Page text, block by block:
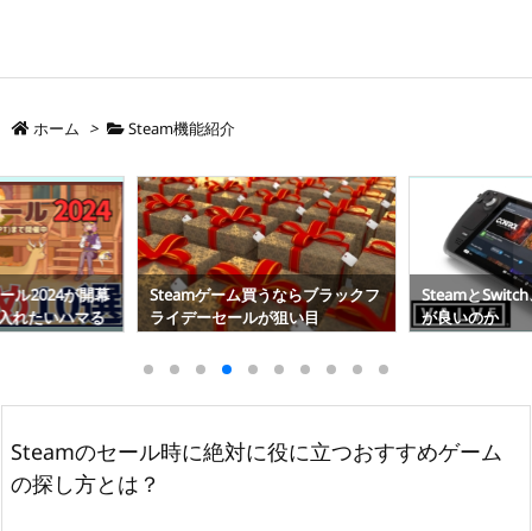
ホーム > Steam機能紹介
らブラックフ
い目
SteamとSwitch、どちらで遊ぶの
が良いのか
Steamの障害
のシステムか
る
Steamのセール時に絶対に役に立つおすすめゲーム
の探し方とは？